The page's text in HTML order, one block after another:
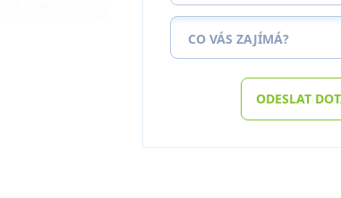
CO VÁS ZAJÍMÁ?
ODESLAT